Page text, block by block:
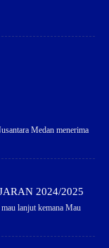
Medan menerima
2024/2025
lanjut kemana Mau